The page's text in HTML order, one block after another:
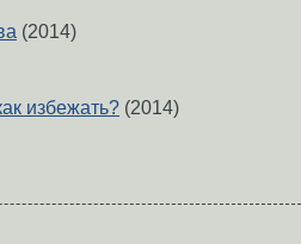
(2014)
избежать? (2014)